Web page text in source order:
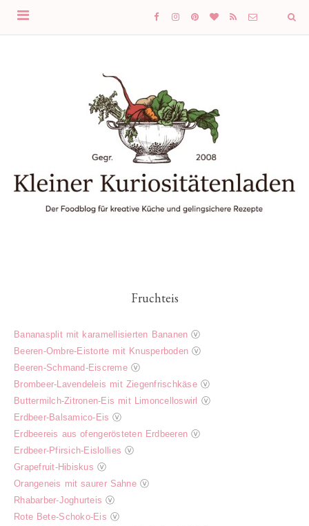
Fruchteis
Bananasplit mit karamellisierten Bananen ⓥ
Beeren-Ombre-Eistorte mit Knusperboden ⓥ
Beeren-Schmand-Eiscreme ⓥ
Brombeer-Lavendeleis mit Ziegenfrischkäse ⓥ
Buttermilch-Zitronen-Eis mit Limoncelloswirl ⓥ
Erdbeer-Balsamico-Eis ⓥ
Erdbeereis aus ofengerösteten Erdbeeren ⓥ
Erdbeer-Pfirsich-Eislollies ⓥ
Grapefruit-Hibiskus ⓥ
Orangeneis mit saurer Sahne ⓥ
Rhabarber-Joghurteis ⓥ
Rote Bete-Schoko-Eis ⓥ